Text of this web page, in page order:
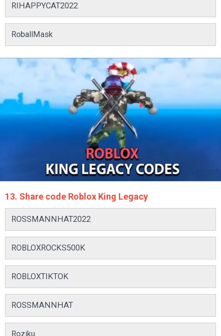
RIHAPPYCAT2022
RoballMask
13. Share code Roblox King Legacy
ROSSMANNHAT2022
ROBLOXROCKS500K
ROBLOXTIKTOK
ROSSMANNHAT
Roziku